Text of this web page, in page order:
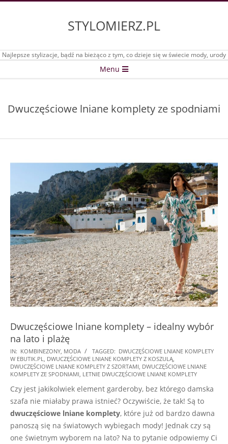
STYLOMIERZ.PL
Najlepsze stylizacje, bądź na bieżąco z tym, co dzieje się w świecie mody, urody
Menu
Dwuczęściowe lniane komplety ze spodniami
Dwuczęściowe lniane komplety – idealny wybór
na lato i plażę
2023-
05-
23
IN: KOMBINEZONY MODA TAGGED: DWUCZĘŚCIOWE LNIANE KOMPLETY
W EBUTIK.PL
DWUCZĘŚCIOWE LNIANE KOMPLETY Z KOSZULĄ
DWUCZĘŚCIOWE LNIANE KOMPLETY Z SZORTAMI DWUCZĘŚCIOWE LNIANE
KOMPLETY ZE SPODNIAMI LETNIE DWUCZĘŚCIOWE LNIANE KOMPLETY
Czy jest jakikolwiek element garderoby, bez którego damska
szafa nie miałaby prawa istnieć? Oczywiście, że tak! Są to
dwuczęściowe lniane komplety, które już od bardzo dawna
panoszą się na światowych wybiegach mody! Jednak czy są
one świetnym wyborem na lato? Na to pytanie odpowiemy Ci